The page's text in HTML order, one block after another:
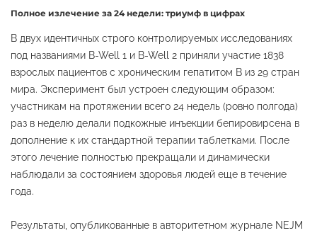
Полное излечение за 24 недели: триумф в цифрах
В двух идентичных строго контролируемых исследованиях
под названиями B-Well 1 и B-Well 2 приняли участие 1838
взрослых пациентов с хроническим гепатитом B из 29 стран
мира. Эксперимент был устроен следующим образом:
участникам на протяжении всего 24 недель (ровно полгода)
раз в неделю делали подкожные инъекции бепировирсена в
дополнение к их стандартной терапии таблетками. После
этого лечение полностью прекращали и динамически
наблюдали за состоянием здоровья людей еще в течение
года.
Результаты, опубликованные в авторитетном журнале NEJM